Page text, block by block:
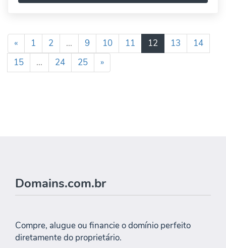
« 1 2 ... 9 10 11 12 13
14
15
... 24 25 »
Domains.com.br
Compre, alugue ou financie o domínio perfeito
diretamente do proprietário.